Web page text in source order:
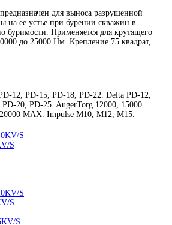
для выноса разрушенной
на ее устье при бурении скважин в
буримости. Применяется для крутящего
до 25000 Нм. Крепление 75 квадрат,
12, PD-15, PD-18, PD-22. Delta PD-12,
PD-20, PD-25. AugerTorg 12000, 15000
MAX. Impulse M10, M12, M15.
S
S